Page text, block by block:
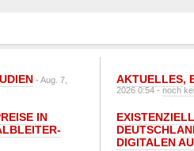
- Aug. 7,
IN
AKTUELLES,
2026 0:54 -noch
DIGITALEN